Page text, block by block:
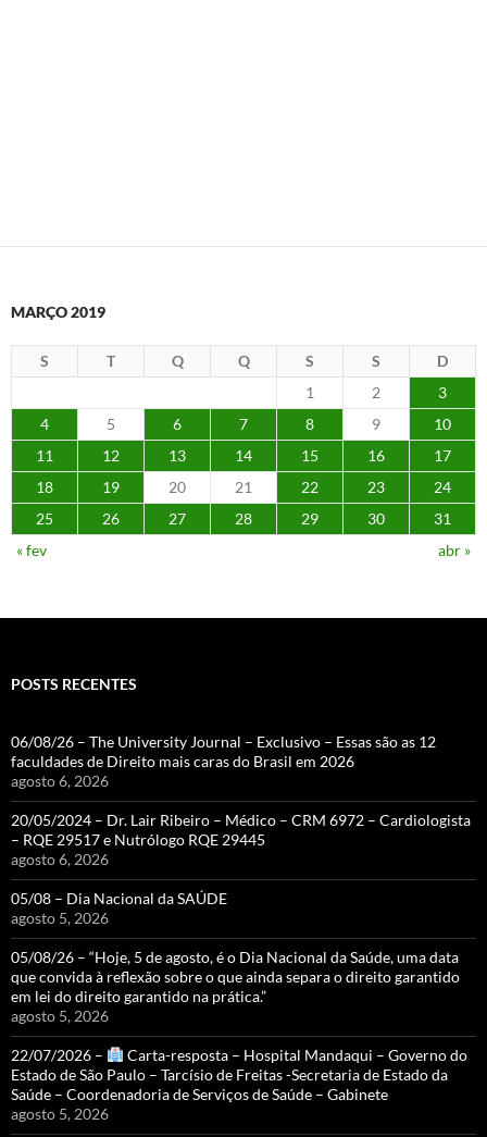
MARÇO 2019
S T Q Q S S
D
1
2
3
4
5 6 7 8 9
10
11
12 13 14 15 16
17
18
19 20 21 22 23
24
25
26 27 28 29 30
31
« fev
abr »
POSTS RECENTES
06/08/26 – The University Journal – Exclusivo – Essas são as 12
faculdades de Direito mais caras do Brasil em 2026
agosto 6, 2026
20/05/2024 – Dr. Lair Ribeiro – Médico – CRM 6972 – Cardiologista
– RQE 29517 e Nutrólogo RQE 29445
agosto 6, 2026
05/08 – Dia Nacional da SAÚDE
agosto 5, 2026
05/08/26 – “Hoje, 5 de agosto, é o Dia Nacional da Saúde, uma data
que convida à reflexão sobre o que ainda separa o direito garantido
em lei do direito garantido na prática.”
agosto 5, 2026
22/07/2026 –
Carta-resposta – Hospital Mandaqui – Governo do
Estado de São Paulo – Tarcísio de Freitas -Secretaria de Estado da
Saúde – Coordenadoria de Serviços de Saúde – Gabinete
agosto 5, 2026